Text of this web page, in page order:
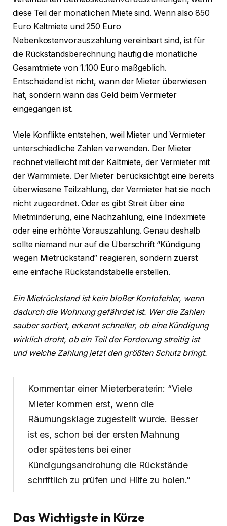
diese Teil der monatlichen Miete sind. Wenn also 850
Euro Kaltmiete und 250 Euro
Nebenkostenvorauszahlung vereinbart sind, ist für
die Rückstandsberechnung häufig die monatliche
Gesamtmiete von 1.100 Euro maßgeblich.
Entscheidend ist nicht, wann der Mieter überwiesen
hat, sondern wann das Geld beim Vermieter
eingegangen ist.
Viele Konflikte entstehen, weil Mieter und Vermieter
unterschiedliche Zahlen verwenden. Der Mieter
rechnet vielleicht mit der Kaltmiete, der Vermieter mit
der Warmmiete. Der Mieter berücksichtigt eine bereits
überwiesene Teilzahlung, der Vermieter hat sie noch
nicht zugeordnet. Oder es gibt Streit über eine
Mietminderung, eine Nachzahlung, eine Indexmiete
oder eine erhöhte Vorauszahlung. Genau deshalb
sollte niemand nur auf die Überschrift “Kündigung
wegen Mietrückstand” reagieren, sondern zuerst
eine einfache Rückstandstabelle erstellen.
Ein Mietrückstand ist kein bloßer Kontofehler, wenn
dadurch die Wohnung gefährdet ist. Wer die Zahlen
sauber sortiert, erkennt schneller, ob eine Kündigung
wirklich droht, ob ein Teil der Forderung streitig ist
und welche Zahlung jetzt den größten Schutz bringt.
Kommentar einer Mieterberaterin: “Viele
Mieter kommen erst, wenn die
Räumungsklage zugestellt wurde. Besser
ist es, schon bei der ersten Mahnung
oder spätestens bei einer
Kündigungsandrohung die Rückstände
schriftlich zu prüfen und Hilfe zu holen.”
Das Wichtigste in Kürze